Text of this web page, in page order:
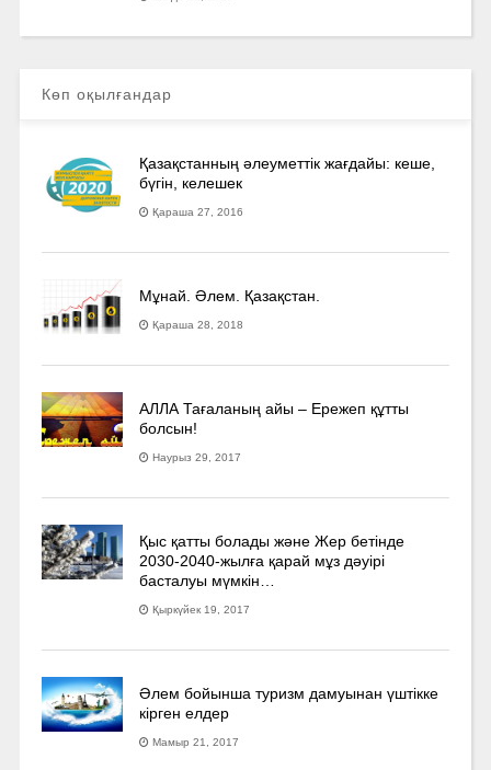
Көп оқылғандар
Қазақстанның әлеуметтік жағдайы: кеше,
бүгін, келешек
Қараша 27, 2016
Мұнай. Әлем. Қазақстан.
Қараша 28, 2018
АЛЛА Тағаланың айы – Ережеп құтты
болсын!
Наурыз 29, 2017
Қыс қатты болады және Жер бетінде
2030-2040­-жылға қарай мұз дәуірі
басталуы мүмкін…
Қыркүйек 19, 2017
Әлем бойынша туризм дамуынан үштікке
кірген елдер
Мамыр 21, 2017